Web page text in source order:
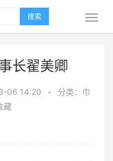
搜索
长翟美卿
06 14:20 •
分类：巾
藏